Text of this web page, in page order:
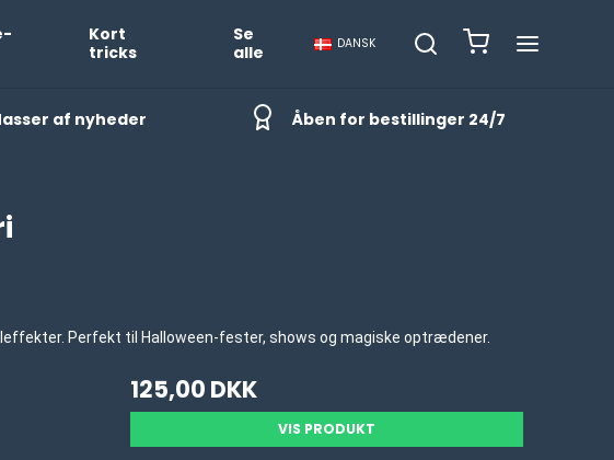
Kort
tricks
Se
alle
DANSK
af nyheder Åben for bestillinger 24/7
Perfekt til Halloween-fester, shows og magiske optrædener.
125,00 DKK
VIS PRODUKT